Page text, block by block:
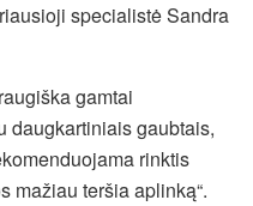
specialistė Sandra
gamtai
daugkartiniais gaubtais,
rinktis
mažiau teršia aplinką“.